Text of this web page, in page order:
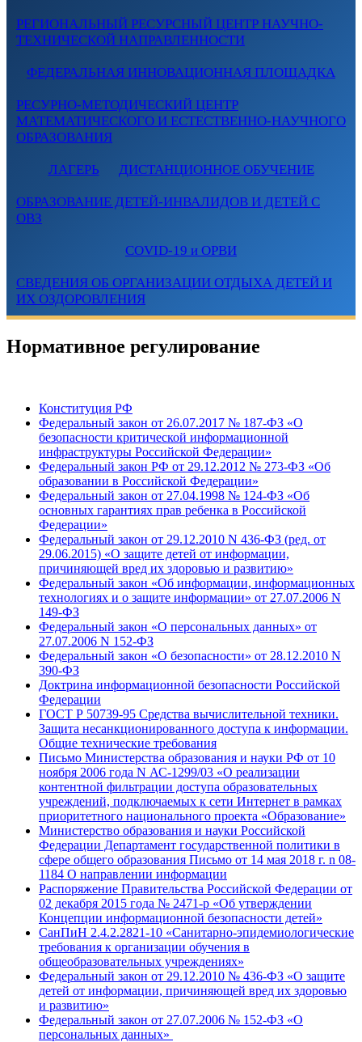
РЕГИОНАЛЬНЫЙ РЕСУРСНЫЙ ЦЕНТР НАУЧНО-
ТЕХНИЧЕСКОЙ НАПРАВЛЕННОСТИ
ФЕДЕРАЛЬНАЯ ИННОВАЦИОННАЯ ПЛОЩАДКА
РЕСУРНО-МЕТОДИЧЕСКИЙ ЦЕНТР
МАТЕМАТИЧЕСКОГО И ЕСТЕСТВЕННО-НАУЧНОГО
ОБРАЗОВАНИЯ
ЛАГЕРЬ ДИСТАНЦИОННОЕ ОБУЧЕНИЕ
ОБРАЗОВАНИЕ ДЕТЕЙ-ИНВАЛИДОВ И ДЕТЕЙ С
ОВЗ
COVID-19 и ОРВИ
СВЕДЕНИЯ ОБ ОРГАНИЗАЦИИ ОТДЫХА ДЕТЕЙ И
ИХ ОЗДОРОВЛЕНИЯ
Нормативное регулирование
Конституция РФ
Федеральный закон от 26.07.2017 № 187-ФЗ «О
безопасности критической информационной
инфраструктуры Российской Федерации»
Федеральный закон РФ от 29.12.2012 № 273-ФЗ «Об
образовании в Российской Федерации»
Федеральный закон от 27.04.1998 № 124-ФЗ «Об
основных гарантиях прав ребенка в Российской
Федерации»
Федеральный закон от 29.12.2010 N 436-ФЗ (ред. от
29.06.2015) «О защите детей от информации,
причиняющей вред их здоровью и развитию»
Федеральный закон «Об информации, информационных
технологиях и о защите информации» от 27.07.2006 N
149-ФЗ
Федеральный закон «О персональных данных» от
27.07.2006 N 152-ФЗ
Федеральный закон «О безопасности» от 28.12.2010 N
390-ФЗ
Доктрина информационной безопасности Российской
Федерации
ГОСТ Р 50739-95 Средства вычислительной техники.
Защита несанкционированного доступа к информации.
Общие технические требования
Письмо Министерства образования и науки РФ от 10
ноября 2006 года N АС-1299/03 «О реализации
контентной фильтрации доступа образовательных
учреждений, подключаемых к сети Интернет в рамках
приоритетного национального проекта «Образование»
Министерство образования и науки Российской
Федерации Департамент государственной политики в
сфере общего образования Письмо от 14 мая 2018 г. n 08-
1184 О направлении информации
Распоряжение Правительства Российской Федерации от
02 декабря 2015 года № 2471-р «Об утверждении
Концепции информационной безопасности детей»
СанПиН 2.4.2.2821-10 «Санитарно-эпидемиологические
требования к организации обучения в
общеобразовательных учреждениях»
Федеральный закон от 29.12.2010 № 436-ФЗ «О защите
детей от информации, причиняющей вред их здоровью
и развитию»
Федеральный закон от 27.07.2006 № 152-ФЗ «О
персональных данных»